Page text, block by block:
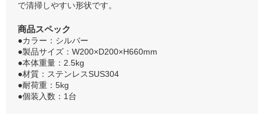
で清掃しやすい形状です。
商品スペック
●カラー：シルバー
●製品サイズ：W200×D200×H660mm
●本体重量：2.5kg
●材質：ステンレスSUS304
●耐荷重：5kg
●個装入数：1台